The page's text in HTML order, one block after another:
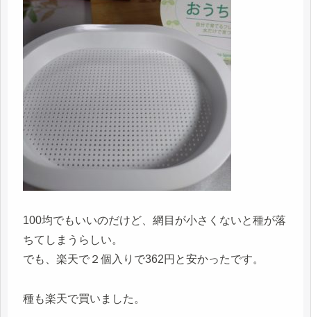
100均でもいいのだけど、網目が小さくないと種が落
ちてしまうらしい。
でも、楽天で２個入りで362円と安かったです。
種も楽天で買いました。